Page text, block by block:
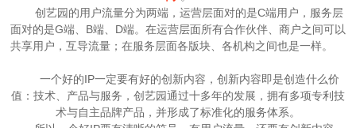
创艺园的用户流量分为两端，运营层面对的是C端用户，服务层
面对的是G端、B端、D端。在运营层面所有合作伙伴、商户之间可以
共享用户，互导流量；在服务层面各版块、各机构之间也是一样。
一个好的IP一定要有好的创新内容，创新内容即是创造什么价
值：技术、产品与服务，创艺园通过十多年的发展，拥有多项专利技
术与自主品牌产品，并形成了标准化的服务体系。